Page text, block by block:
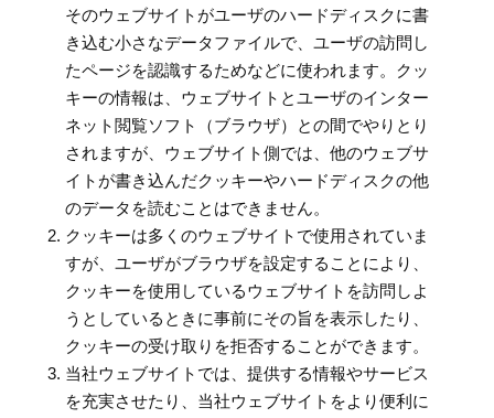
そのウェブサイトがユーザのハードディスクに書
き込む小さなデータファイルで、ユーザの訪問し
たページを認識するためなどに使われます。クッ
キーの情報は、ウェブサイトとユーザのインター
ネット閲覧ソフト（ブラウザ）との間でやりとり
されますが、ウェブサイト側では、他のウェブサ
イトが書き込んだクッキーやハードディスクの他
のデータを読むことはできません。
クッキーは多くのウェブサイトで使用されていま
すが、ユーザがブラウザを設定することにより、
クッキーを使用しているウェブサイトを訪問しよ
うとしているときに事前にその旨を表示したり、
クッキーの受け取りを拒否することができます。
当社ウェブサイトでは、提供する情報やサービス
を充実させたり、当社ウェブサイトをより便利に